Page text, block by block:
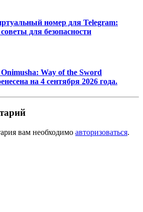
номер для Telegram:
для безопасности
Way of the Sword
на 4 сентября 2026 года.
вам необходимо авторизоваться.